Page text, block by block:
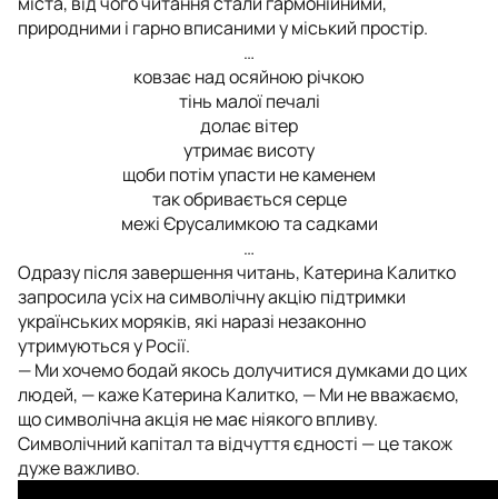
природними і гарно вписаними у міський простір.
…
ковзає над осяйною річкою
тінь малої печалі
долає вітер
утримає висоту
щоби потім упасти не каменем
так обривається серце
межі Єрусалимкою та садками
…
Одразу після завершення читань, Катерина Калитко
запросила усіх на символічну акцію підтримки
українських моряків, які наразі незаконно
утримуються у Росії.
— Ми хочемо бодай якось долучитися думками до цих
людей, — каже Катерина Калитко, — Ми не вважаємо,
що символічна акція не має ніякого впливу.
Символічний капітал та відчуття єдності — це також
дуже важливо.